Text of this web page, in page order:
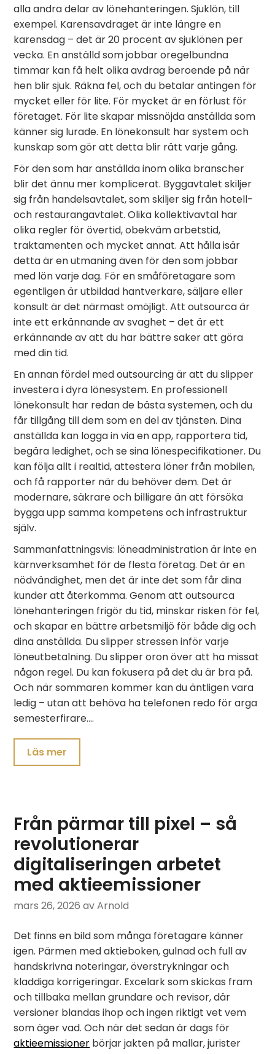
alla andra delar av lönehanteringen. Sjuklön, till
exempel. Karensavdraget är inte längre en
karensdag – det är 20 procent av sjuklönen per
vecka. En anställd som jobbar oregelbundna
timmar kan få helt olika avdrag beroende på när
hen blir sjuk. Räkna fel, och du betalar antingen för
mycket eller för lite. För mycket är en förlust för
företaget. För lite skapar missnöjda anställda som
känner sig lurade. En lönekonsult har system och
kunskap som gör att detta blir rätt varje gång.
För den som har anställda inom olika branscher
blir det ännu mer komplicerat. Byggavtalet skiljer
sig från handelsavtalet, som skiljer sig från hotell-
och restaurangavtalet. Olika kollektivavtal har
olika regler för övertid, obekväm arbetstid,
traktamenten och mycket annat. Att hålla isär
detta är en utmaning även för den som jobbar
med lön varje dag. För en småföretagare som
egentligen är utbildad hantverkare, säljare eller
konsult är det närmast omöjligt. Att outsourca är
inte ett erkännande av svaghet – det är ett
erkännande av att du har bättre saker att göra
med din tid.
En annan fördel med outsourcing är att du slipper
investera i dyra lönesystem. En professionell
lönekonsult har redan de bästa systemen, och du
får tillgång till dem som en del av tjänsten. Dina
anställda kan logga in via en app, rapportera tid,
begära ledighet, och se sina lönespecifikationer. Du
kan följa allt i realtid, attestera löner från mobilen,
och få rapporter när du behöver dem. Det är
modernare, säkrare och billigare än att försöka
bygga upp samma kompetens och infrastruktur
själv.
Sammanfattningsvis: löneadministration är inte en
kärnverksamhet för de flesta företag. Det är en
nödvändighet, men det är inte det som får dina
kunder att återkomma. Genom att outsourca
lönehanteringen frigör du tid, minskar risken för fel,
och skapar en bättre arbetsmiljö för både dig och
dina anställda. Du slipper stressen inför varje
löneutbetalning. Du slipper oron över att ha missat
någon regel. Du kan fokusera på det du är bra på.
Och när sommaren kommer kan du äntligen vara
ledig – utan att behöva ha telefonen redo för arga
semesterfirare.…
Läs mer
Från pärmar till pixel – så
revolutionerar
digitaliseringen arbetet
med aktieemissioner
mars 26, 2026 av Arnold
Det finns en bild som många företagare känner
igen. Pärmen med aktieboken, gulnad och full av
handskrivna noteringar, överstrykningar och
kladdiga korrigeringar. Excelark som skickas fram
och tillbaka mellan grundare och revisor, där
versioner blandas ihop och ingen riktigt vet vem
som äger vad. Och när det sedan är dags för
aktieemissioner börjar jakten på mallar, jurister